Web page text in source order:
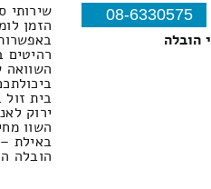
08-6330575
הובלה
שירותי
הזמן
השוואה
בית זול
ירוק
השוו
באילת
הובלה